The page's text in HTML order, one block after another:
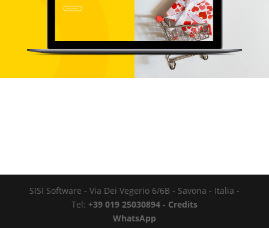
SISI Software - Via Dei Vegerio 6/6B - Savona - Italia -
Tel: +39 019 25030894- Credits
WhatsApp